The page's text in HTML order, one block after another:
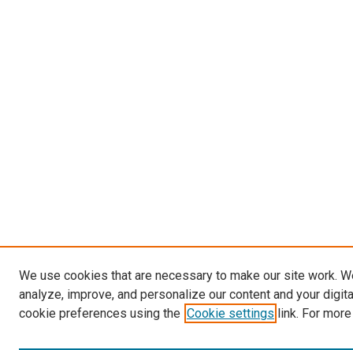
We use cookies that are necessary to make our site work.
analyze, improve, and personalize our content and your
cookie preferences using the Cookie settings link. For